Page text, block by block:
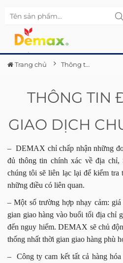
Trang chủ Thông tin
THÔNG TIN
GIAO DỊCH
– DEMAX chỉ chấp nhận những
đủ thông tin chính xác về địa chỉ,
chúng tôi sẽ liên lạc lại để kiểm tra
những điều có liên quan.
– Một số trường hợp nhạy cảm:
gian giao hàng vào buổi tối địa chỉ
đến nguy hiểm. DEMAX sẽ chủ
thống nhất thời gian giao hàng phù
– Công ty cam kết tất cả hàng